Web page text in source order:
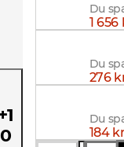
1
0
Du
1 656
Du
276
Du
184